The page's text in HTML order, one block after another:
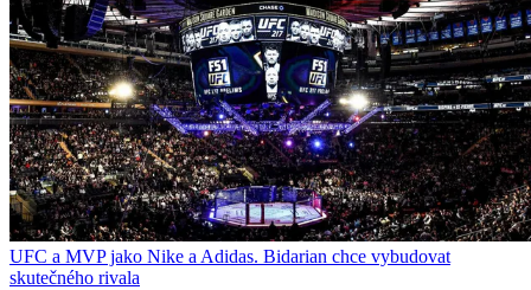
UFC a MVP jako Nike a Adidas. Bidarian chce vybudovat
skutečného rivala